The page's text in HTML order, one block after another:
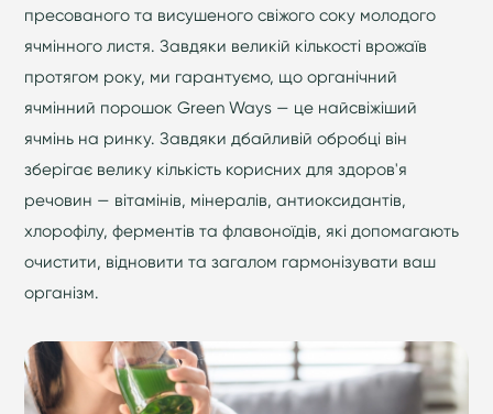
пресованого та висушеного свіжого соку молодого
ячмінного листя. Завдяки великій кількості врожаїв
протягом року, ми гарантуємо, що органічний
ячмінний порошок Green Ways — це найсвіжіший
ячмінь на ринку. Завдяки дбайливій обробці він
зберігає велику кількість корисних для здоров'я
речовин — вітамінів, мінералів, антиоксидантів,
хлорофілу, ферментів та флавоноїдів, які допомагають
очистити, відновити та загалом гармонізувати ваш
організм.